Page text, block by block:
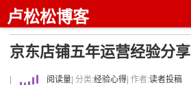
卢松松博客
京东店铺五年运营经验分享
阅读量 | 分类:经验心得 | 作者:读者投稿